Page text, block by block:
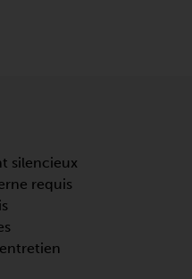
silencieux
requis